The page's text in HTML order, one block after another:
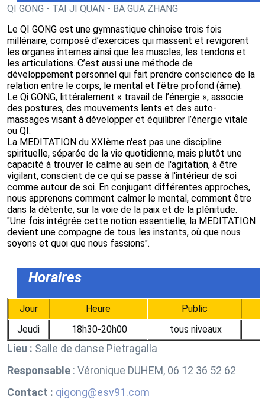
QI GONG - TAI JI QUAN - BA GUA ZHANG
Le QI GONG est une gymnastique chinoise trois fois
millénaire, composé d’exercices qui massent et revigorent
les organes internes ainsi que les muscles, les tendons et
les articulations. C’est aussi une méthode de
développement personnel qui fait prendre conscience de la
relation entre le corps, le mental et l’être profond (âme).
Le Qi GONG, littéralement « travail de l’énergie », associe
des postures, des mouvements lents et des auto-
massages visant à développer et équilibrer l’énergie vitale
ou QI.
La MEDITATION du XXIème n'est pas une discipline
spirituelle, séparée de la vie quotidienne, mais plutôt une
capacité à trouver le calme au sein de l'agitation, à être
vigilant, conscient de ce qui se passe à l'intérieur de soi
comme autour de soi. En conjugant différentes approches,
nous apprenons comment calmer le mental, comment être
dans la détente, sur la voie de la paix et de la plénitude.
"Une fois intégrée cette notion essentielle, la MEDITATION
devient une compagne de tous les instants, où que nous
soyons et quoi que nous fassions".
Horaires
Jour Heure
Public
Jeudi
18h30-20h00 tous niveaux
Lieu : Salle de danse Pietragalla
Responsable : Véronique DUHEM, 06 12 36 52 62
Contact : qigong@esv91.com